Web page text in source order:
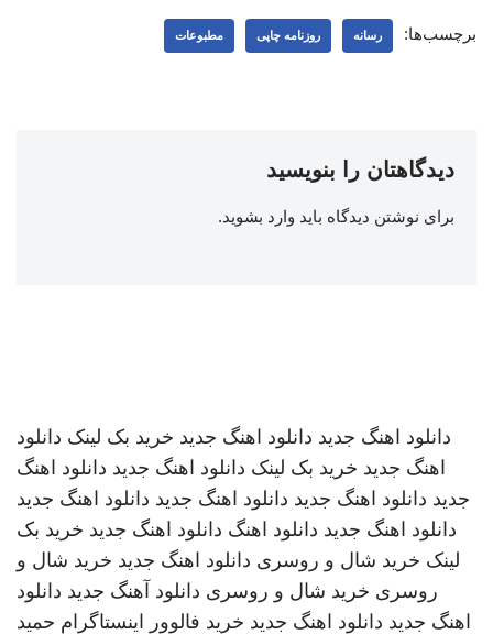
برچسب‌ها: رسانه روزنامه چاپی مطبوعات
دیدگاهتان را بنویسید
برای نوشتن دیدگاه باید وارد بشوید.
دانلود اهنگ جدید دانلود اهنگ جدید خرید بک لینک دانلود
اهنگ جدید خرید بک لینک دانلود اهنگ جدید دانلود اهنگ
جدید دانلود اهنگ جدید دانلود اهنگ جدید دانلود اهنگ جدید
دانلود اهنگ جدید دانلود اهنگ دانلود اهنگ جدید خرید بک
لینک خرید شال و روسری دانلود اهنگ جدید خرید شال و
روسری خرید شال و روسری دانلود آهنگ جدید دانلود
اهنگ جدید دانلود اهنگ جدید خرید فالوور اینستاگرام حمید